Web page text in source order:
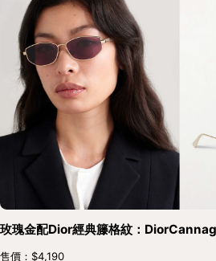
玫瑰金配Dior經典籐格紋：
售價：$4,190